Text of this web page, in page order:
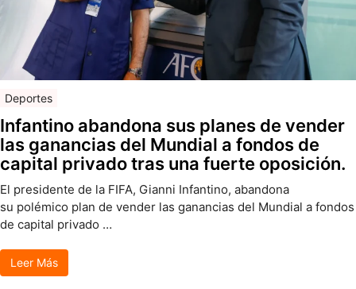
Deportes
Infantino abandona sus planes de vender
las ganancias del Mundial a fondos de
capital privado tras una fuerte oposición.
El presidente de la FIFA, Gianni Infantino, abandona
su polémico plan de vender las ganancias del Mundial a fondos
de capital privado …
Leer Más